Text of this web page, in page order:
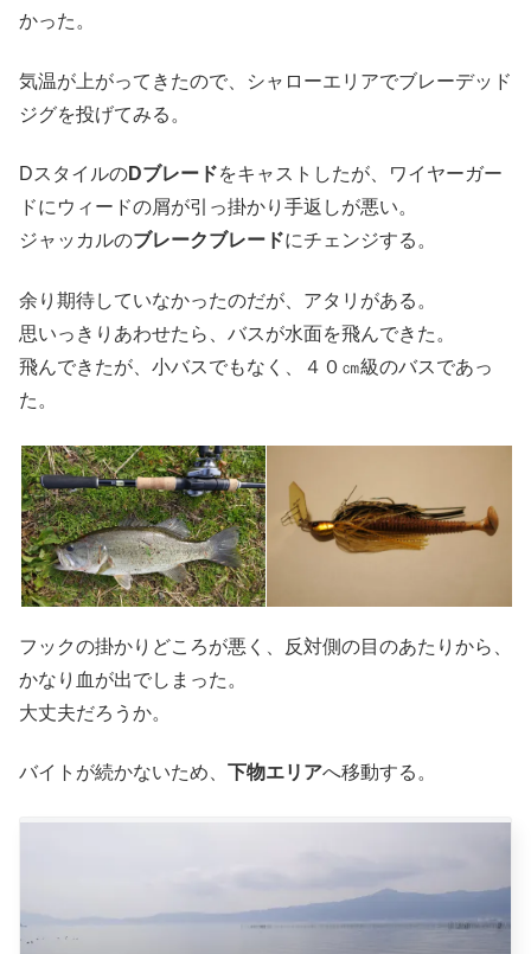
かった。
気温が上がってきたので、シャローエリアでブレーデッド
ジグを投げてみる。
DスタイルのDブレードをキャストしたが、ワイヤーガー
ドにウィードの屑が引っ掛かり手返しが悪い。
ジャッカルのブレークブレードにチェンジする。
余り期待していなかったのだが、アタリがある。
思いっきりあわせたら、バスが水面を飛んできた。
飛んできたが、小バスでもなく、４０㎝級のバスであっ
た。
フックの掛かりどころが悪く、反対側の目のあたりから、
かなり血が出でしまった。
大丈夫だろうか。
バイトが続かないため、 下物エリアへ移動する。